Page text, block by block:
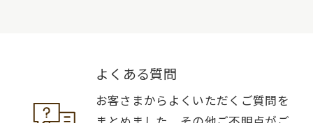
よくある質問
お客さまからよくいただくご質問を